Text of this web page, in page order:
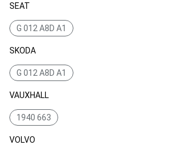
SEAT
G 012 A8D A1
SKODA
G 012 A8D A1
VAUXHALL
1940 663
VOLVO